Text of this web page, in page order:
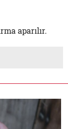
aparılır.